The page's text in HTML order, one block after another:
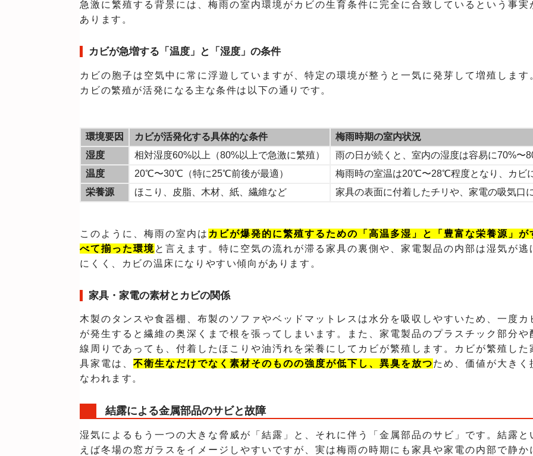
急激に繁殖する背景には、梅雨の室内環境がカビの生育条件に完全に合致しているという事実
あります。
カビが急増する「温度」と「湿度」の条件
カビの胞子は空気中に常に浮遊していますが、特定の環境が整うと一気に発芽して増殖します
カビの繁殖が活発になる主な条件は以下の通りです。
環境要因 カビが活発化する具体的な条件
梅雨時期の室内状況
湿度
相対湿度60%以上（80%以上で急激に繁殖）
雨の日が続くと、室内の湿度は容易に70%〜
温度
20℃〜30℃（特に25℃前後が最適）
梅雨時の室温は20℃〜28℃程度となり、カビ
栄養源
ほこり、皮脂、木材、紙、繊維など 家具の表面に付着したチリや、家電の吸気口
このように、梅雨の室内は カビが爆発的に繁殖するための「高温多湿」と「豊富な栄養源」が
べて揃った環境と言えます。特に空気の流れが滞る家具の裏側や、家電製品の内部は湿気が逃
にくく、カビの温床になりやすい傾向があります。
家具・家電の素材とカビの関係
木製のタンスや食器棚、布製のソファやベッドマットレスは水分を吸収しやすいため、一度カ
が発生すると繊維の奥深くまで根を張ってしまいます。また、家電製品のプラスチック部分や
線周りであっても、付着したほこりや油汚れを栄養にしてカビが繁殖します。カビが繁殖した
具家電は、不衛生なだけでなく素材そのものの強度が低下し、異臭を放つため、価値が大きく
なわれます。
結露による金属部品のサビと故障
湿気によるもう一つの大きな脅威が「結露」と、それに伴う「金属部品のサビ」です。結露と
えば冬場の窓ガラスをイメージしやすいですが、実は梅雨の時期にも家具や家電の内部で静か